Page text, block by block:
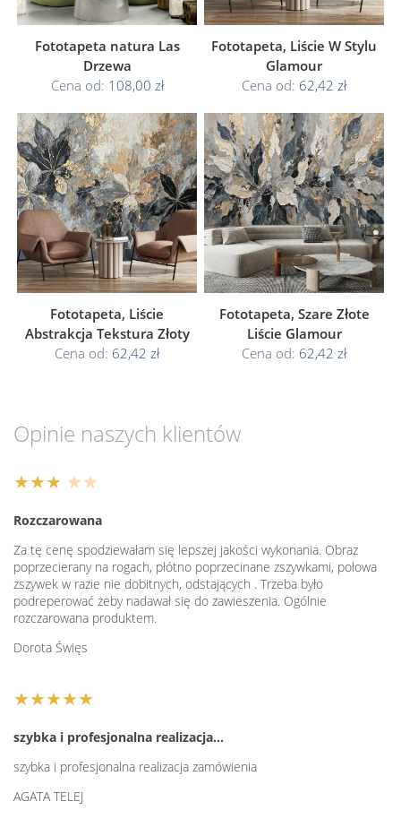
Fototapeta natura Las
Drzewa
Cena od: 108,00 zł
Fototapeta, Liście W Stylu
Glamour
Cena od: 62,42 zł
Fototapeta, Liście
Abstrakcja Tekstura Złoty
Cena od: 62,42 zł
Fototapeta, Szare Złote
Liście Glamour
Cena od: 62,42 zł
Opinie naszych klientów
★★★ ★★
Rozczarowana
Za tę cenę spodziewałam się lepszej jakości wykonania. Obraz
poprzecierany na rogach, płótno poprzecinane zszywkami, połowa
zszywek w razie nie dobitnych, odstających . Trzeba było
podreperować żeby nadawał się do zawieszenia. Ogólnie
rozczarowana produktem.
Dorota Święs
★★★★★
szybka i profesjonalna realizacja…
szybka i profesjonalna realizacja zamówienia
AGATA TELEJ